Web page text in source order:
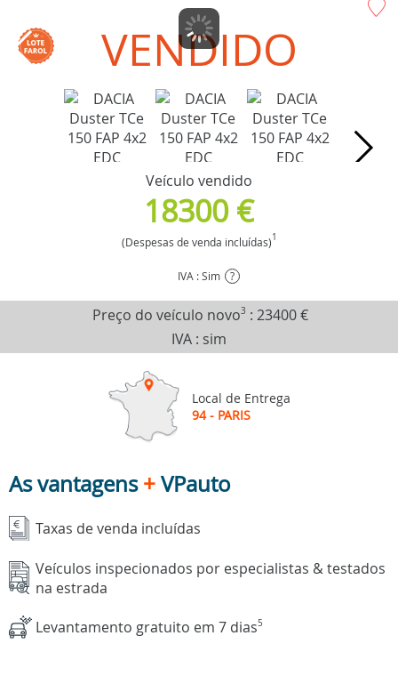
VENDIDO
Veículo vendido
18300 €
(Despesas de venda incluídas)1
IVA : Sim ?
Preço do veículo novo3 : 23400 €
IVA : sim
Local de Entrega
94 - PARIS
As vantagens+VPauto
Taxas de venda incluídas
Veículos inspecionados por especialistas & testados
na estrada
Levantamento gratuito em 7 dias5